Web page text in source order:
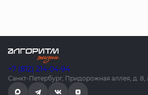
+7 (812) 214-04-94
Санкт-Петербург, Придорожная аллея, д. 8,